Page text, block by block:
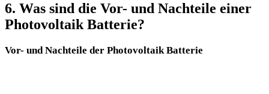
6. Was sind die Vor- und Nachteile einer
Photovoltaik Batterie?
Vor- und Nachteile der Photovoltaik Batterie